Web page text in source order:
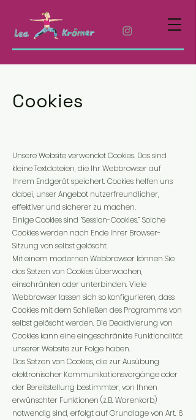
Cookies
Unsere Website verwendet Cookies. Das sind
kleine Textdateien, die Ihr Webbrowser auf
Ihrem Endgerät speichert. Cookies helfen uns
dabei, unser Angebot nutzerfreundlicher,
effektiver und sicherer zu machen.
Einige Cookies sind “Session-Cookies.” Solche
Cookies werden nach Ende Ihrer Browser-
Sitzung von selbst gelöscht.
Mit einem modernen Webbrowser können Sie
das Setzen von Cookies überwachen,
einschränken oder unterbinden. Viele
Webbrowser lassen sich so konfigurieren, dass
Cookies mit dem Schließen des Programms von
selbst gelöscht werden. Die Deaktivierung von
Cookies kann eine eingeschränkte Funktionalität
unserer Website zur Folge haben.
Das Setzen von Cookies, die zur Ausübung
elektronischer Kommunikationsvorgänge oder
der Bereitstellung bestimmter, von Ihnen
erwünschter Funktionen (z.B. Warenkorb)
notwendig sind, erfolgt auf Grundlage von Art. 6